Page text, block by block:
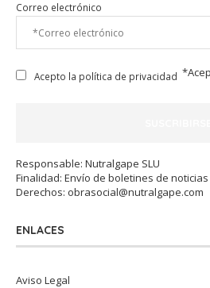
Correo electrónico
Acepto la política de privacidad
Responsable: Nutralgape SLU
Finalidad: Envío de boletines de
Derechos: obrasocial@nutralgape.com
ENLACES
Aviso Legal